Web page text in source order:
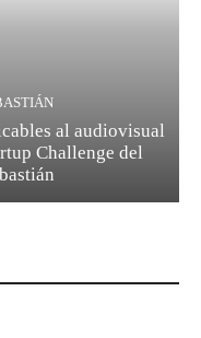
al audiovisual
Challenge del